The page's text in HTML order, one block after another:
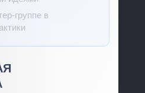
группе в